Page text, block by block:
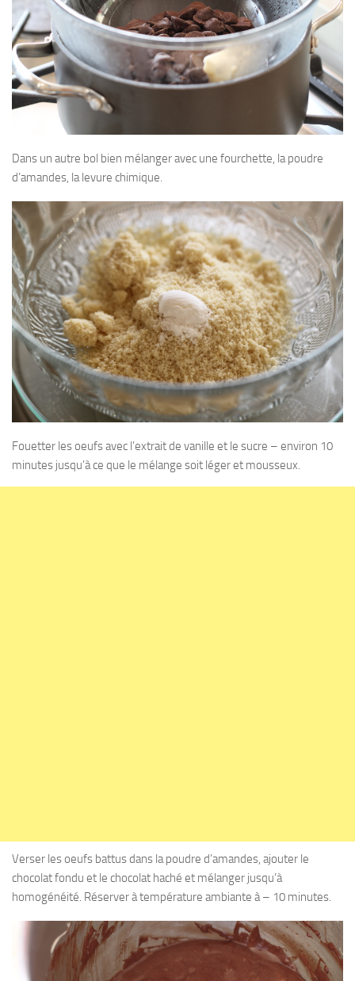
Dans un autre bol bien mélanger avec une fourchette, la poudre
d’amandes, la levure chimique.
Fouetter les oeufs avec l’extrait de vanille et le sucre – environ 10
minutes jusqu’à ce que le mélange soit léger et mousseux.
Verser les oeufs battus dans la poudre d’amandes, ajouter le
chocolat fondu et le chocolat haché et mélanger jusqu’à
homogénéité. Réserver à température ambiante à – 10 minutes.